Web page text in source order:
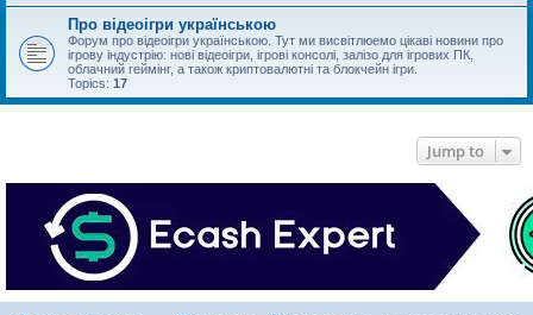
Про відеоігри українською
Форум про відеоігри українською. Тут ми висвітлюемо цікаві новини про
ігрову індустрію: нові відеоігри, ігрові консолі, залізо для ігрових ПК,
облачний геймінг, а також криптовалютні та блокчейн ігри.
Topics: 17
Jump to